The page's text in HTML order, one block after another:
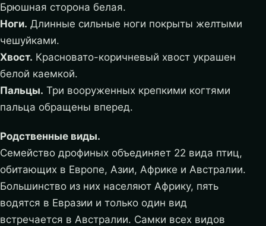
Брюшная сторона белая.
Ноги. Длинные сильные ноги покрыты желтыми
чешуйками.
Хвост. Красновато-коричневый хвост украшен
белой каемкой.
Пальцы. Три вооруженных крепкими когтями
пальца обращены вперед.
Родственные виды.
Семейство дрофиных объединяет 22 вида птиц,
обитающих в Европе, Азии, Африке и Австралии.
Большинство из них населяют Африку, пять
водятся в Евразии и только один вид
встречается в Австралии. Самки всех видов